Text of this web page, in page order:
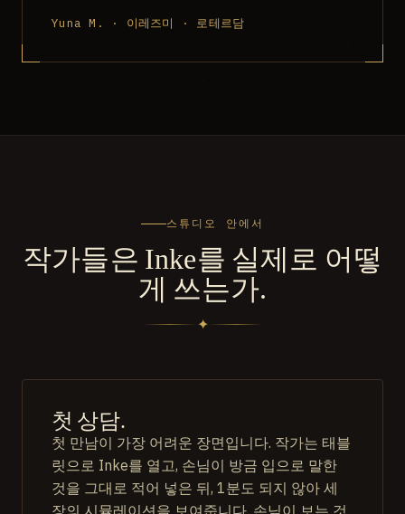
Yuna M. · 이레즈미 · 로테르담
스튜디오 안에서
작가들은 Inke를 실제로 어떻
게 쓰는가.
✦
첫 상담.
첫 만남이 가장 어려운 장면입니다. 작가는 태블
릿으로 Inke를 열고, 손님이 방금 입으로 말한
것을 그대로 적어 넣은 뒤, 1분도 되지 않아 세